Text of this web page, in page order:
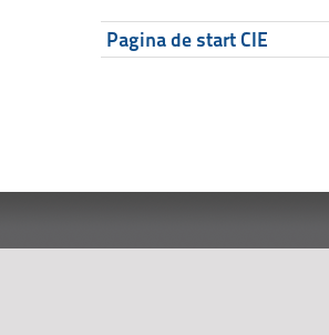
Pagina de start CIE